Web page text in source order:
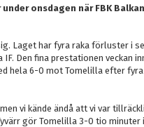
onsdagen när FBK
Laget har fyra raka förluster i
Den fina prestationen veckan
hela 6-0 mot Tomelilla efter
vi kände ändå att vi var
gör Tomelilla 3-0 tio minuter